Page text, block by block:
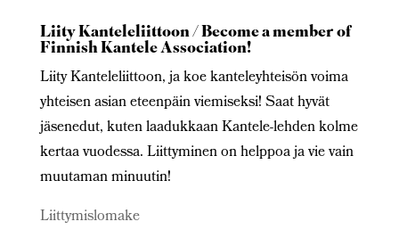
Liity Kanteleliittoon / Become a member of
Finnish Kantele Association!
Liity Kanteleliittoon, ja koe kanteleyhteisön voima
yhteisen asian eteenpäin viemiseksi! Saat hyvät
jäsenedut, kuten laadukkaan Kantele-lehden kolme
kertaa vuodessa. Liittyminen on helppoa ja vie vain
muutaman minuutin!
Liittymislomake